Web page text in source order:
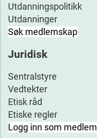
Utdanningspolitikk
Utdanninger
Søk medlemskap
Juridisk
Sentralstyre
Vedtekter
Etisk råd
Etiske regler
Logg inn som medlem